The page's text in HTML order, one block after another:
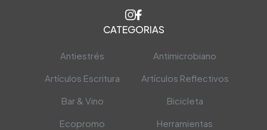
CATEGORIAS
Antiestrés
Antimicrobiano
Artículos Escritura
Artículos Reflectivos
Bar & Vino
Bicicleta
Ecopromo
Herramientas